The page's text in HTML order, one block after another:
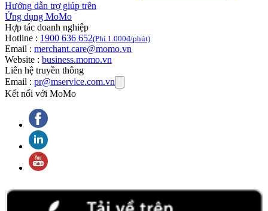
Hướng dẫn trợ giúp trên
Ứng dụng MoMo
Hợp tác doanh nghiệp
Hotline : 1900 636 652(Phí 1.000đ/phút)
Email : merchant.care@momo.vn
Website : business.momo.vn
Liên hệ truyền thông
Email : pr@mservice.com.vn
Kết nối với MoMo